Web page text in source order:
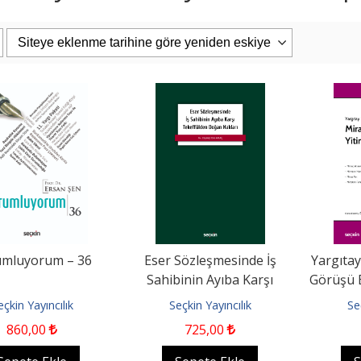
Tarihi
Yayın
İrtifak Sözleşmeleri
Sepete Ekle
– 36
Yayıncılık
860,00
Eser Sözleşmesinde İş
Sahibinin Ayıba Karşı
Tekeffülden Doğan Hakları
Seçkin Yayıncılık
725,00
Görüşü